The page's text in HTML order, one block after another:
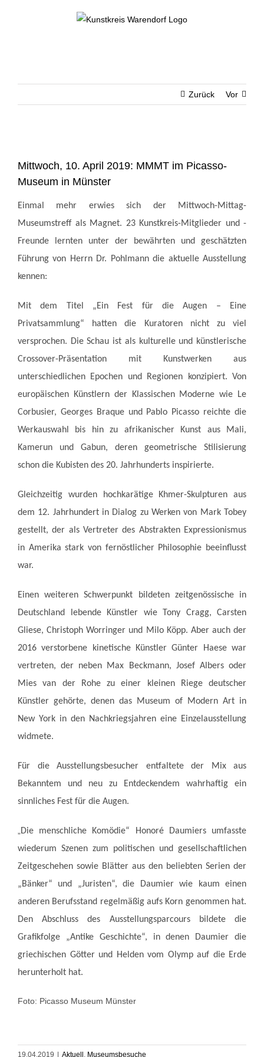
Zurück Vor
grösseres
Bild
Mittwoch, 10. April 2019: MMMT im Picasso-
Museum in Münster
Einmal mehr erwies sich der Mittwoch-Mittag-
Museumstreff als Magnet. 23 Kunst­kreis-Mitglieder und -
Freunde lernten unter der bewährten und geschätzten
Führung von Herrn Dr. Pohlmann die aktuelle Ausstellung
kennen:
Mit dem Titel „Ein Fest für die Augen – Eine
Privatsammlung“ hatten die Kuratoren nicht zu viel
versprochen. Die Schau ist als kulturelle und künstlerische
Crossover-Präsentation mit Kunstwerken aus
unterschiedlichen Epochen und Regionen konzipiert. Von
europäischen Künstlern der Klassischen Moderne wie Le
Corbusier, Georges Braque und Pablo Picasso reichte die
Werkauswahl bis hin zu afrikanischer Kunst aus Mali,
Kamerun und Gabun, deren geometrische Stilisierung
schon die Kubisten des 20. Jahrhunderts inspirierte.
Gleichzeitig wurden hochkarätige Khmer-Skulpturen aus
dem 12. Jahrhundert in Dialog zu Werken von Mark Tobey
gestellt, der als Vertreter des Abstrakten Expressionismus
in Amerika stark von fernöstlicher Philosophie beeinflusst
war.
Einen weiteren Schwerpunkt bildeten zeitgenössische in
Deutschland lebende Künstler wie Tony Cragg, Carsten
Gliese, Christoph Worringer und Milo Köpp. Aber auch der
2016 verstorbene kinetische Künstler Günter Haese war
vertreten, der neben Max Beckmann, Josef Albers oder
Mies van der Rohe zu einer kleinen Riege deutscher
Künstler gehörte, denen das Museum of Modern Art in
New York in den Nachkriegsjahren eine Einzelausstellung
widmete.
Für die Ausstellungsbesucher entfaltete der Mix aus
Bekanntem und neu zu Entdeckendem wahrhaftig ein
sinnliches Fest für die Augen.
Die menschliche Komödie“ Honoré Daumiers umfasste
wiederum Szenen zum politischen und gesellschaftlichen
Zeitgeschehen sowie Blätter aus den beliebten Serien der
„Bänker“ und „Juristen“, die Daumier wie kaum einen
anderen Berufsstand regelmäßig aufs Korn genommen hat.
Den Abschluss des Ausstellungsparcours bildete die
Grafikfolge „Antike Geschichte“, in denen Daumier die
griechischen Götter und Helden vom Olymp auf die Erde
herunterholt hat.
Foto: Picasso Museum Münster
19.04.2019 Aktuell , Museumsbesuche